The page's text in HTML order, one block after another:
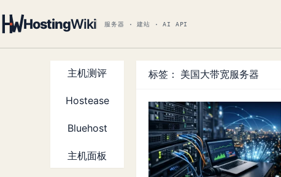
HostingWiki 服务器 · 建站 · AI API
主机测评
Hostease
Bluehost
主机面板
标签： 美国大带宽服务器